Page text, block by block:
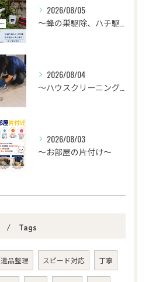
2026/08/05
2026/08/04
2026/08/03
〜お部屋の片付け～
Tags
遺品整理 スピード対応 丁寧